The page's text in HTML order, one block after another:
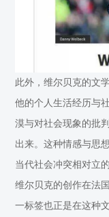
此外，维尔贝克的文
他的个人生活经历与
漠与对社会现象的批
出来。这种情感与思
当代社会冲突相对立
维尔贝克的创作在法
一标签也正是在这种